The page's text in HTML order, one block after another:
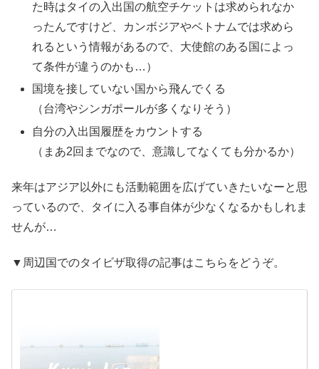
た時はタイの入出国の航空チケットは求められなか
ったんですけど、カンボジアやベトナムでは求めら
れるという情報があるので、大使館のある国によっ
て条件が違うのかも…）
国境を接していない国から飛んでくる
（台湾やシンガポールが多くなりそう）
自分の入出国履歴をカウントする
（まあ2回までなので、意識してなくても分かるか）
来年はアジア以外にも活動範囲を広げていきたいなーと思
っているので、タイに入る事自体が少なくなるかもしれま
せんが…
▼周辺国でのタイビザ取得の記事はこちらをどうぞ。